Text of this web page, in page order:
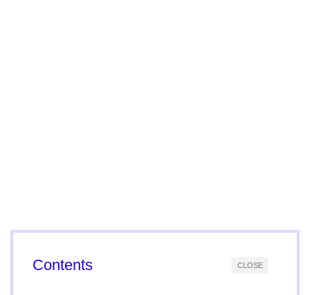
CLOSE
Contents